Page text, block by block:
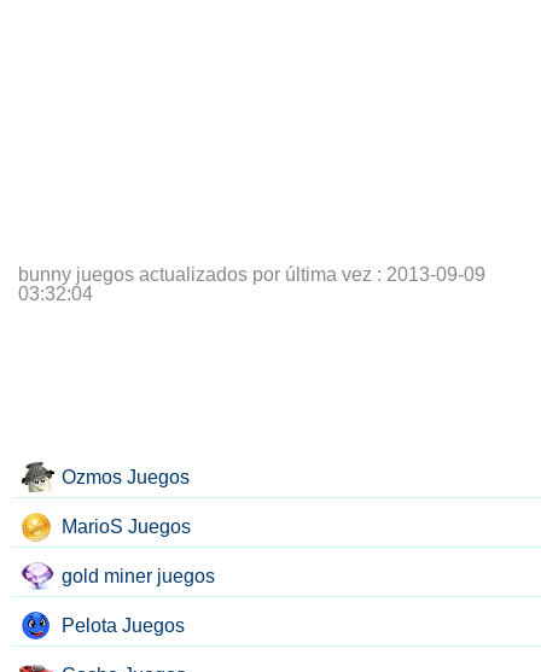
bunny juegos actualizados por última vez : 2013-09-09
03:32:04
Ozmos Juegos
MarioS Juegos
gold miner juegos
Pelota Juegos